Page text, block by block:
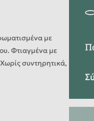
με
Φτιαγμένα με
συντηρητικά,